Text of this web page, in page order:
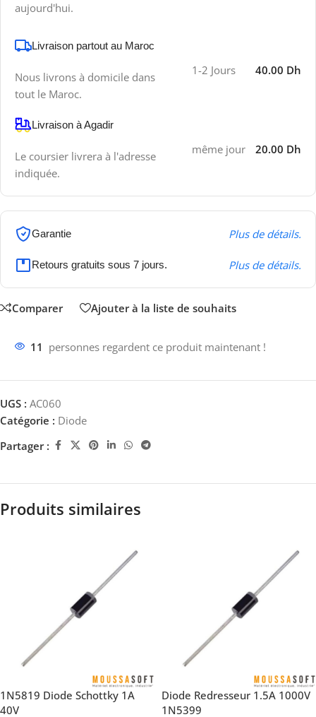
aujourd'hui.
Livraison partout au Maroc
Nous livrons à domicile dans
tout le Maroc.
1-2 Jours 40.00 Dh
Livraison à Agadir
Le coursier livrera à l'adresse
indiquée.
même jour 20.00 Dh
Garantie Plus de détails.
Retours gratuits sous 7 jours. Plus de détails.
Comparer Ajouter à la liste de souhaits
11 personnes regardent ce produit maintenant !
UGS : AC060
Catégorie : Diode
Partager :
Produits similaires
1N5819 Diode Schottky 1A
40V
Diode Redresseur 1.5A 1000V
1N5399